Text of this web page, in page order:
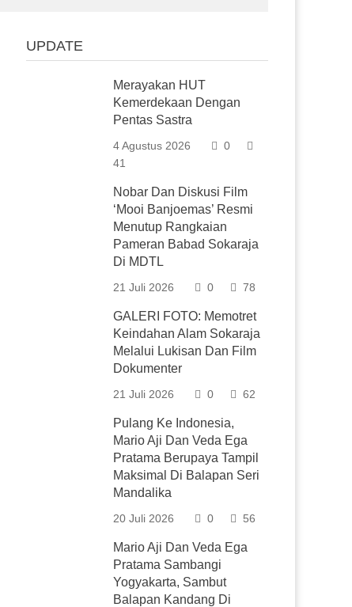
UPDATE
Merayakan HUT
Kemerdekaan Dengan
Pentas Sastra
4 Agustus 2026
0
41
Nobar Dan Diskusi Film
‘Mooi Banjoemas’ Resmi
Menutup Rangkaian
Pameran Babad Sokaraja
Di MDTL
21 Juli 2026 0 78
GALERI FOTO: Memotret
Keindahan Alam Sokaraja
Melalui Lukisan Dan Film
Dokumenter
21 Juli 2026 0 62
Pulang Ke Indonesia,
Mario Aji Dan Veda Ega
Pratama Berupaya Tampil
Maksimal Di Balapan Seri
Mandalika
20 Juli 2026 0 56
Mario Aji Dan Veda Ega
Pratama Sambangi
Yogyakarta, Sambut
Balapan Kandang Di